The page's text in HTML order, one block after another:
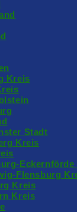
Kreis
Stadt
Kreis
Eckernförde
Flensburg
Kreis
Kreis